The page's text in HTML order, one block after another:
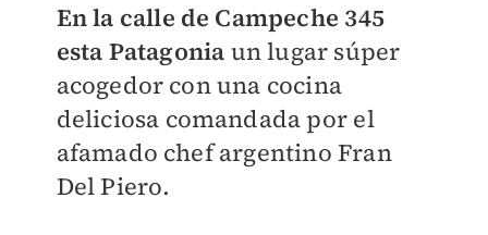
En la calle de Campeche 345
esta Patagonia un lugar súper
acogedor con una cocina
deliciosa comandada por el
afamado chef argentino Fran
Del Piero.